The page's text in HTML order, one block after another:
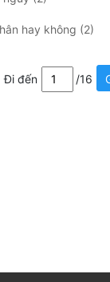
hay không (2)
Đi đến /16